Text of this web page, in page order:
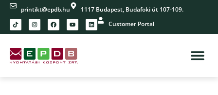
printikt@epdb.hu
1117 Budapest, Budafoki út 107-109.
Customer Portal